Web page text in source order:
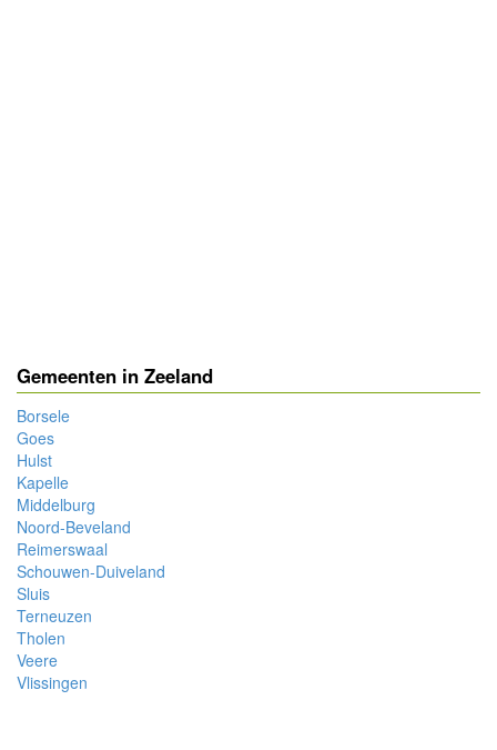
Gemeenten in Zeeland
Borsele
Goes
Hulst
Kapelle
Middelburg
Noord-Beveland
Reimerswaal
Schouwen-Duiveland
Sluis
Terneuzen
Tholen
Veere
Vlissingen